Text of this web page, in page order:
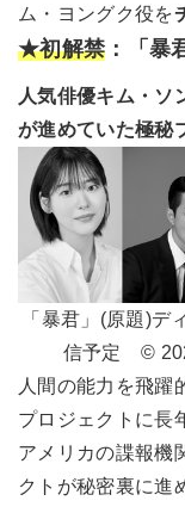
ム・ヨングク役を
★初解禁 ：「暴
人気俳優キム・ソ
が進めていた極秘
「暴君」(原題)デ
信予定 ©
人間の能力を飛躍
プロジェクトに長
アメリカの諜報機
クトが秘密裏に進